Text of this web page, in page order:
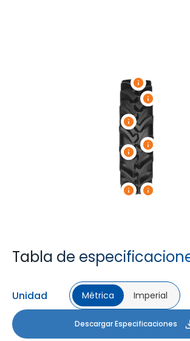
Tabla de
Unidad Métrica Imperial
Descargar Especificaciones